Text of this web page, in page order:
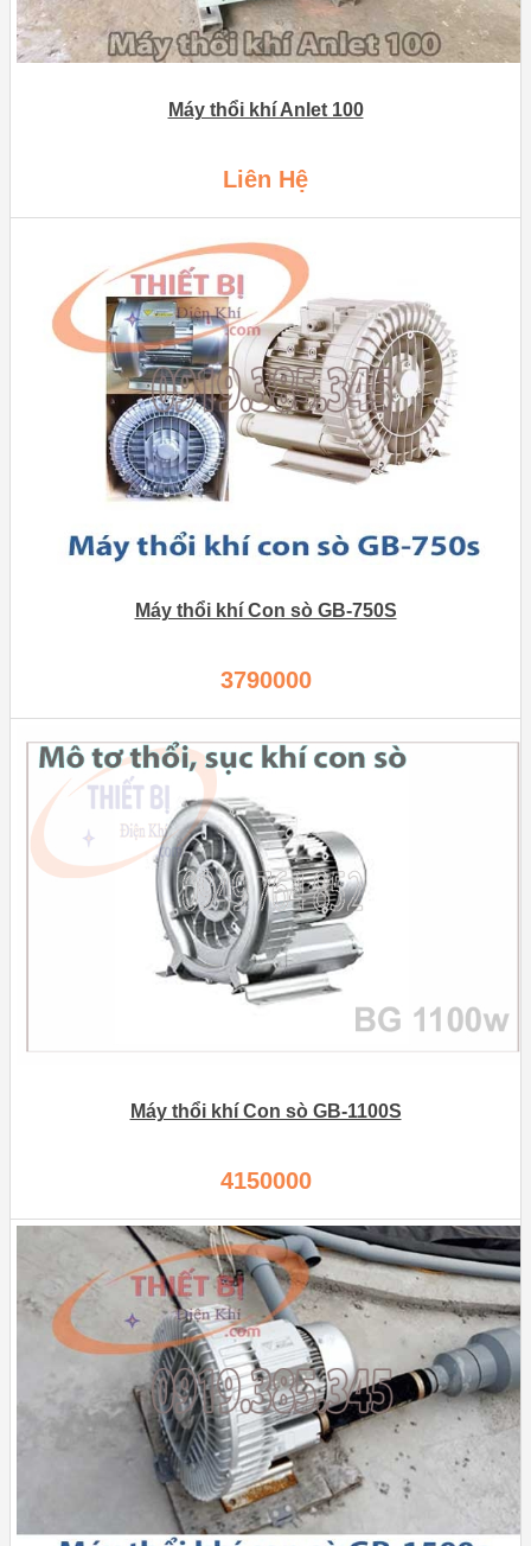
Máy thổi khí Anlet 100
Liên Hệ
Máy thổi khí Con sò GB-750S
3790000
Máy thổi khí Con sò GB-1100S
4150000